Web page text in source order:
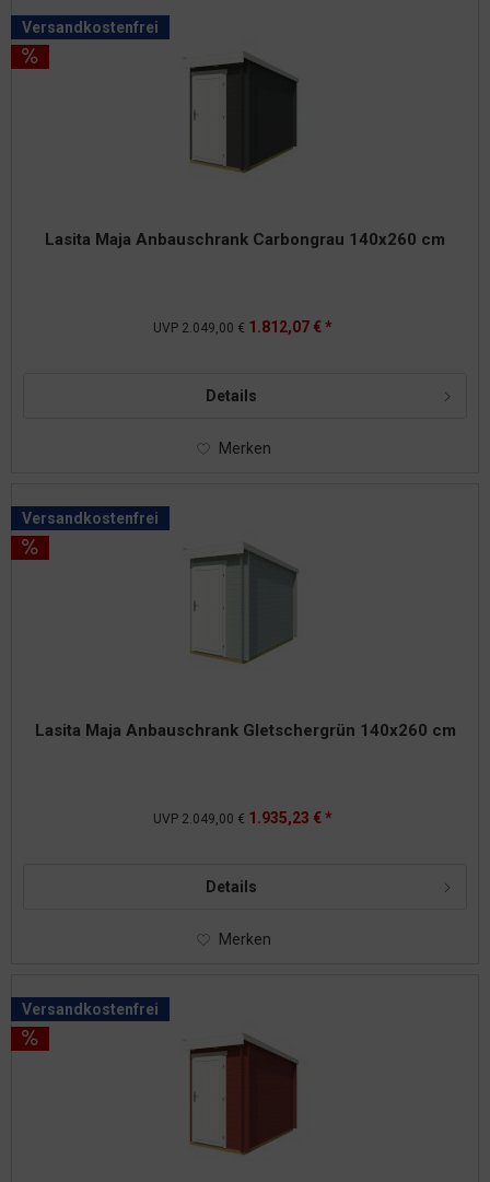
Versandkostenfrei
Lasita Maja Anbauschrank Carbongrau 140x260 cm
UVP 2.049,00 € 1.812,07 € *
Details
Merken
Versandkostenfrei
Lasita Maja Anbauschrank Gletschergrün 140x260 cm
UVP 2.049,00 € 1.935,23 € *
Details
Merken
Versandkostenfrei